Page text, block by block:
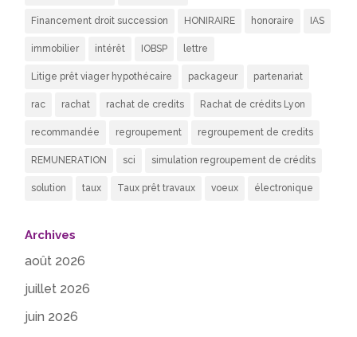
Financement droit succession HONIRAIRE honoraire IAS
immobilier intérêt IOBSP lettre
Litige prêt viager hypothécaire packageur partenariat
rac rachat rachat de credits Rachat de crédits Lyon
recommandée regroupement regroupement de credits
REMUNERATION sci simulation regroupement de crédits
solution taux Taux prêt travaux voeux électronique
Archives
août 2026
juillet 2026
juin 2026